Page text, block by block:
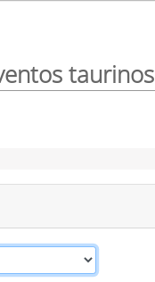
taurinos